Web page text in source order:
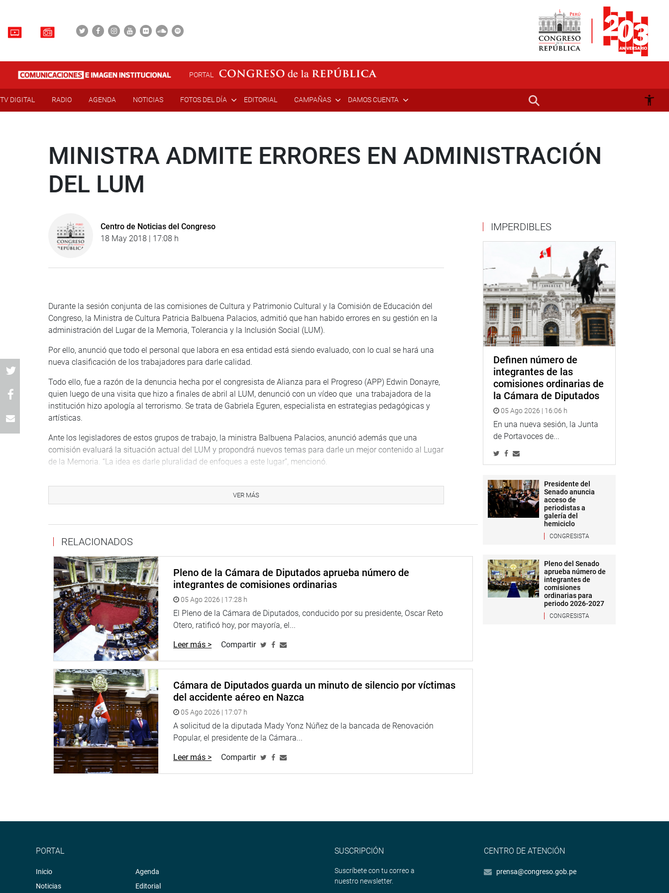
PORTAL
TV DIGITAL RADIO AGENDA NOTICIAS FOTOS DEL DÍA EDITORIAL CAMPAÑAS DAMOS CUENTA
MINISTRA ADMITE ERRORES EN ADMINISTRACIÓN
DEL LUM
Centro de Noticias del Congreso
18 May 2018 | 17:08 h
Durante la sesión conjunta de las comisiones de Cultura y Patrimonio Cultural y la Comisión de Educación del
Congreso, la Ministra de Cultura Patricia Balbuena Palacios, admitió que han habido errores en su gestión en la
administración del Lugar de la Memoria, Tolerancia y la Inclusión Social (LUM).
Por ello, anunció que todo el personal que labora en esa entidad está siendo evaluado, con lo cual se hará una
nueva clasificación de los trabajadores para darle calidad.
Todo ello, fue a razón de la denuncia hecha por el congresista de Alianza para el Progreso (APP) Edwin Donayre,
quien luego de una visita que hizo a finales de abril al LUM, denunció con un vídeo que una trabajadora de la
institución hizo apología al terrorismo. Se trata de Gabriela Eguren, especialista en estrategias pedagógicas y
artísticas.
Ante los legisladores de estos grupos de trabajo, la ministra Balbuena Palacios, anunció además que una
comisión evaluará la situación actual del LUM y propondrá nuevos temas para darle un mejor contenido al Lugar
de la Memoria. “La idea es darle pluralidad de enfoques a este lugar”, mencionó.
muestra en el LUM.
Sin embargo, no fue ajena a las críticas de los legisladores. Una de ellas fue la titular de la Comisión de
Educación, Paloma Noceda (FP), quien dijo no entender cómo se puede hacer exposiciones en el LUM, cuando
esta institución ni siquiera cuenta con un marco normativo.
A su turno, Edwin Donayre, legislador de APP cuestionó que se le haya puesto de nombre a este museo LUM,
cuando estas son las iniciales de (Sendero) Luminoso.
Entre tanto, el congresista Francesco Petrozzi (FP), cuestionó que el Ministerio de Educación sostenga que no
tiene mayor injerencia en este tema. “No puede ser que el ministerio (de Educación) nos diga que no tiene
responsabilidad de lo que sucede. O no han visto lo que se enseña en los colegios”, se preguntó.
Educación, Juventud y Deporte para recibir el informe de la Ministra de Cultura, Patricia Balbuena Palacios y de
viceministra de Gestión Pedagógica Susana Helfer Llerena, sobre las presuntas evidencias de apología al
terrorismo que se hacen en el Lugar de la Memoria, Tolerancia y la Inclusión Social (LUM). (GMV)
PRENSA CONGRESO 18-05-18
Puede encontrar más información en nuestra página web y redes
sociales.http://www.congreso.gob.pe/Facebook:
https://www.facebook.com/congresodelarepublicadelperu?
fref=tsTwitter:https://twitter.com/congresoperu
fotografia.congreso.gob.pe
VER MÁS
RELACIONADOS
Pleno de la Cámara de Diputados aprueba número de
integrantes de comisiones ordinarias
05 Ago 2026 | 17:28 h
El Pleno de la Cámara de Diputados, conducido por su presidente, Oscar Reto
Otero, ratificó hoy, por mayoría, el...
Leer más > Compartir
Cámara de Diputados guarda un minuto de silencio por víctimas
del accidente aéreo en Nazca
05 Ago 2026 | 17:07 h
A solicitud de la diputada Mady Yonz Núñez de la bancada de Renovación
Popular, el presidente de la Cámara...
Leer más > Compartir
IMPERDIBLES
Definen número de
integrantes de las
comisiones ordinarias de
la Cámara de Diputados
05 Ago 2026 | 16:06 h
En una nueva sesión, la Junta
de Portavoces de...
Presidente del
Senado anuncia
acceso de
periodistas a
galería del
hemiciclo
CONGRESISTA
Pleno del Senado
aprueba número de
integrantes de
comisiones
ordinarias para
periodo 2026-2027
CONGRESISTA
PORTAL
Inicio
Noticias
Agenda
Editorial
SUSCRIPCIÓN
Suscríbete con tu correo a
nuestro newsletter.
CENTRO DE ATENCIÓN
prensa@congreso.gob.pe